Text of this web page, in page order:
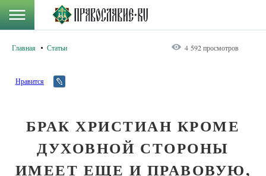
Главная Статьи 4 592 просмотров
Нравится
БРАК ХРИСТИАН КРОМЕ
ДУХОВНОЙ СТОРОНЫ
ИМЕЕТ ЕЩЕ И ПРАВОВУЮ,